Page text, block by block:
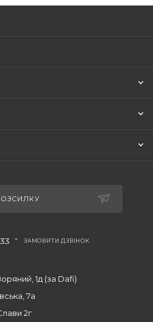
ЗАМОВИТИ ДЗВІНОК
1д (за Dafi)
7а
2г